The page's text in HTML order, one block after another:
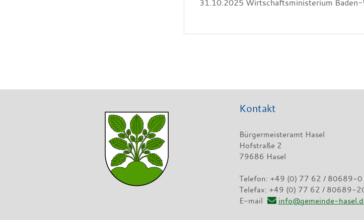
31.10.2025 Wirtschaftsministerium
Kontakt
Bürgermeisteramt Hasel
Hofstraße 2
79686 Hasel
Telefon: +49 (0) 77 62 / 80689-0
Telefax: +49 (0) 77 62 / 80689-
E-mail
info@gemeinde-